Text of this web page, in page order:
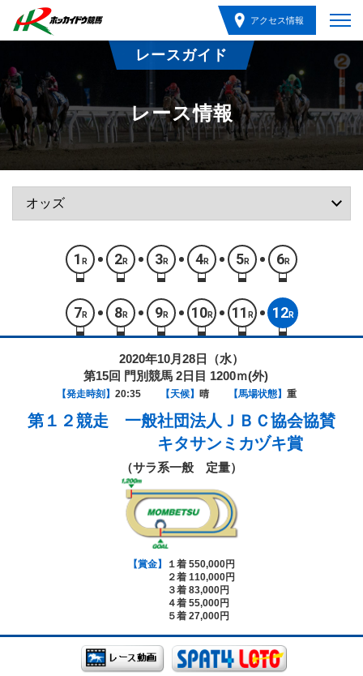
アクセス情報
レースガイド
レース情報
1 R 2R 3R 4R 5R 6R
7 R 8R 9R 10R 11 R 12R
2020年10月28日（水）
第15回 門別競馬 2日目 1200ｍ(外)
【発走時刻】 20:35 【天候】 晴 【馬場状態】 重
第１２競走 一般社団法人ＪＢＣ協会協賛
キタサンミカヅキ賞
（サラ系一般 定量）
【賞金】
１着 550,000円
２着 110,000円
３着 83,000円
４着 55,000円
５着 27,000円